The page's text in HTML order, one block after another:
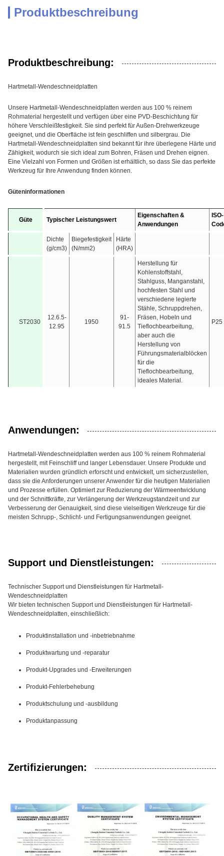
Produktbeschreibung
Produktbeschreibung:
Hartmetall-Wendeschneidplatten
Unsere Hartmetall-Wendeschneidplatten werden aus 100 % reinem
Rohmaterial hergestellt und verfügen über eine PVD-Beschichtung für
höhere Verschleißfestigkeit. Sie sind perfekt für Außen-Drehwerkzeuge
geeignet, und die Oberfläche ist fein geschliffen und silbergrau. Die
Hartmetall-Wendeschneidplatten sind bekannt für ihre überlegene Härte und
Zähigkeit, wodurch sie sich ideal zum Bohren, Fräsen und Drehen eignen.
Eine Vielzahl von Formen und Größen ist erhältlich, so dass Sie das perfekte
Werkzeug für Ihre Anwendung finden können.
Güteninformationen
Güte Typischer Leistungswert
Eigenschaften &
Anwendungen
ISO-
Dichte
(g/cm3)
Biegefestigkeit
(N/mm2)
Härte
(HRA)
ST2030
12.6.5-
12.95
1950
91-
91.5
Herstellung für
Kohlenstoffstahl,
Stahlguss, Manganstahl,
hochfesten Stahl und
verschiedene legierte
Stähle, Schruppdrehen,
Fräsen, Hobeln und
Tieflochbearbeitung,
aber auch die
Herstellung von
Führungsmaterialblöcken
für die
Tieflochbearbeitung,
ideales Material.
P25
Anwendungen:
Hartmetall-Wendeschneidplatten werden aus 100 % reinem Rohmaterial
hergestellt, mit Feinschliff und langer Lebensdauer. Unsere Produkte und
Materialien wurden gründlich erforscht und entwickelt, um sicherzustellen,
dass sie die Anforderungen unserer Anwender für die heutigen Materialien
und Prozesse erfüllen. Optimiert zur Reduzierung der Wärmeentwicklung
und der Schnittkräfte, zur Verlängerung der Werkzeugstandzeit und zur
Verbesserung der Genauigkeit, sind diese vielseitigen Werkzeuge für die
meisten Schrupp-, Schlicht- und Fertigungsanwendungen geeignet.
Support und Dienstleistungen:
Technischer Support und Dienstleistungen für Hartmetall-
Wendeschneidplatten
Wir bieten technischen Support und Dienstleistungen für Hartmetall-
Wendeschneidplatten, einschließlich:
Produktinstallation und -inbetriebnahme
Produktwartung und -reparatur
Produkt-Upgrades und -Erweiterungen
Produkt-Fehlerbehebung
Produktschulung und -ausbildung
Produktanpassung
Zertifizierungen: